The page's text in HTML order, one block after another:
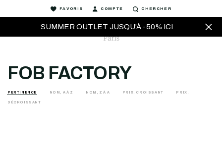
SUMMER OUTLET JUSQU'À -50% ICI
FAVORIS COMPTE CHERCHER
FOB FACTORY
PERTINENCE NOM, A À Z NOM, Z À A PRIX, CROISSANT PRIX,
DÉCROISSANT